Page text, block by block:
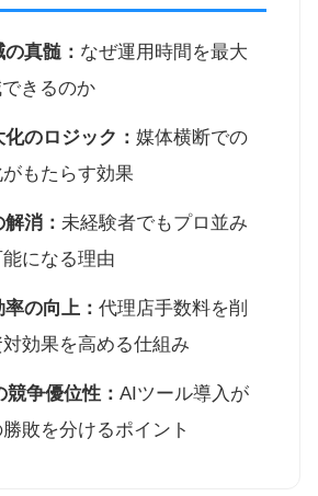
真髄： なぜ運用時間を最大
きるのか
のロジック： 媒体横断での
もたらす効果
消： 未経験者でもプロ並み
になる理由
の向上： 代理店手数料を削
効果を高める仕組み
競争優位性： AIツール導入が
敗を分けるポイント